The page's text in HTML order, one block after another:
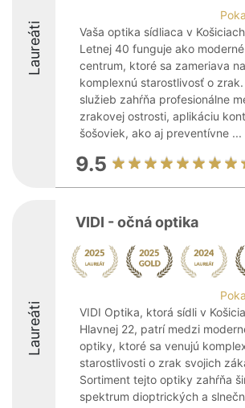
Laureáti
Vaša optika sídliaca v
Letnej 40 funguje ako moderné
centrum, ktoré sa zameriava na
komplexnú starostlivosť o zrak.
služieb zahŕňa profesionálne
zrakovej ostrosti, aplikáciu
šošoviek, ako aj preventívne ...
9.5
Laureáti
VIDI - očná optika
VIDI Optika, ktorá sídli v
Hlavnej 22, patrí medzi
optiky, ktoré sa venujú
starostlivosti o zrak svojich
Sortiment tejto optiky zahŕňa
spektrum dioptrických a